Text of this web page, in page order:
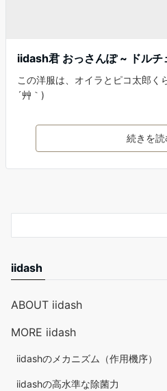
iidash君 おっさんぽ ~ ドルチ
この洋服は、オイラとピコ太郎く
´艸｀)
続きを読
iidash
ABOUT iidash
MORE iidash
iidashのメカニズム（作用機序）
iidashの高水準な除菌力